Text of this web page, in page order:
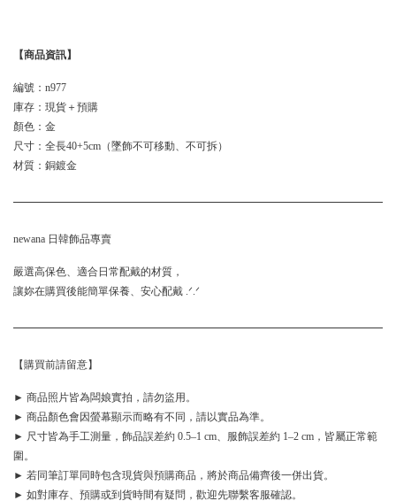
【商品資訊】
編號：n977
庫存：現貨＋預購
顏色：金
尺寸：全長40+5cm（墜飾不可移動、不可拆）
材質：銅鍍金
newana 日韓飾品專賣
嚴選高保色、適合日常配戴的材質，
讓妳在購買後能簡單保養、安心配戴 .ᐟ.ᐟ
【購買前請留意】
► 商品照片皆為闆娘實拍，請勿盜用。
► 商品顏色會因螢幕顯示而略有不同，請以實品為準。
► 尺寸皆為手工測量，飾品誤差約 0.5–1 cm、服飾誤差約 1–2 cm，皆屬正常範
圍。
► 若同筆訂單同時包含現貨與預購商品，將於商品備齊後一併出貨。
► 如對庫存、預購或到貨時間有疑問，歡迎先聯繫客服確認。